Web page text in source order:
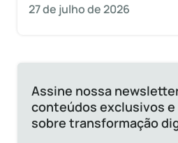
27 de julho de 2026
Assine nossa
conteúdos exclusivos
sobre transformação